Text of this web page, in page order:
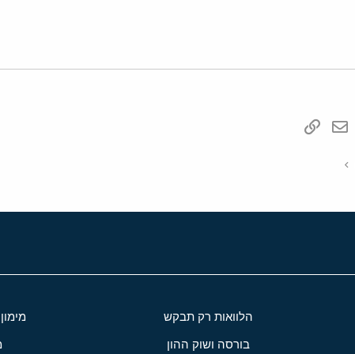
WhatsAppדואר אלקטרוני
הלוואות רק תבקש
בורסה ושוק ההון